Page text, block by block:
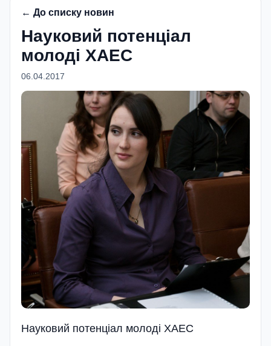
← До списку новин
Науковий потенціал
молоді ХАЕС
06.04.2017
Науковий потенціал молоді ХАЕС